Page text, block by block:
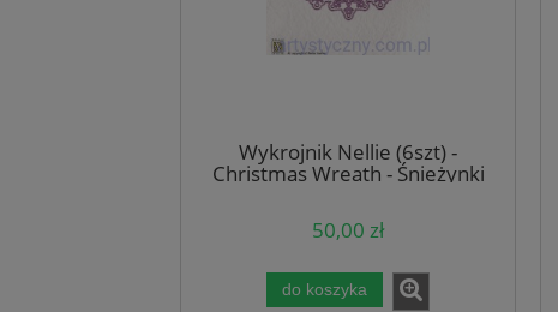
Wykrojnik Nellie (6szt) -
Christmas Wreath - Śnieżynki
50,00 zł
do koszyka